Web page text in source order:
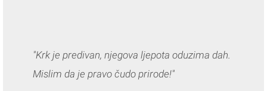
"Krk je predivan, njegova ljepota oduzima dah.
Mislim da je pravo čudo prirode!"